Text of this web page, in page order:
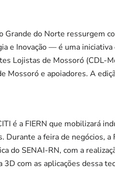
Grande do Norte ressurgem
e Inovação — é uma
Lojistas de Mossoró (CDL-
Mossoró e apoiadores. A
é a FIERN que mobilizará
Durante a feira de negócios,
do SENAI-RN, com a
3D com as aplicações dessa